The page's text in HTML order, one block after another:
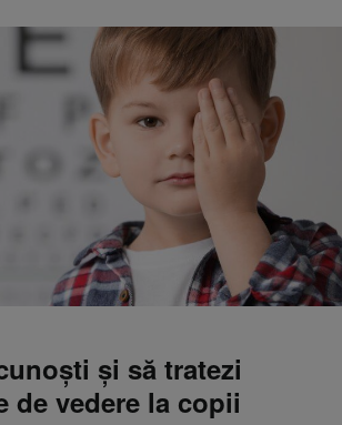
și să tratezi
de vedere la copii